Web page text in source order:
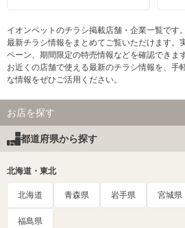
イオンペットのチラシ掲載店舗・企業一覧です
最新チラシ情報をまとめてご覧いただけます。
ペーン、期間限定の特売情報などを確認できま
お近くの店舗で使える最新のチラシ情報を、手
な情報をぜひご活用ください。
お店を探す
都道府県から探す
北海道・東北
北海道 青森県 岩手県 宮城県
福島県